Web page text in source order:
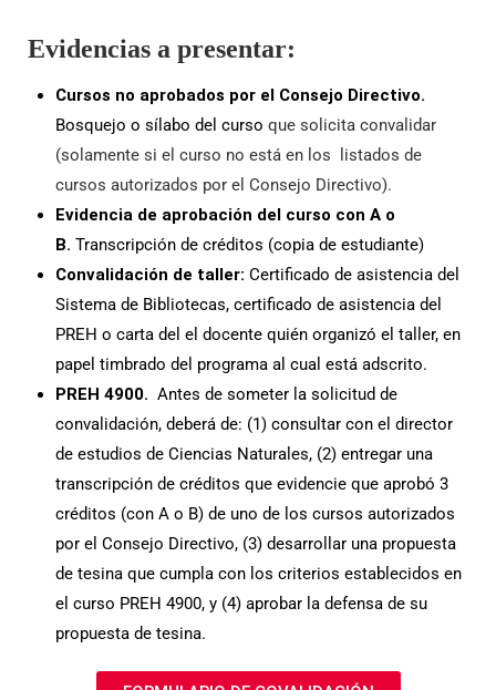
Evidencias a presentar:
Cursos no aprobados por el Consejo Directivo.
Bosquejo o sílabo del curso que solicita convalidar
(solamente si el curso no está en los listados de
cursos autorizados por el Consejo Directivo).
Evidencia de aprobación del curso con A o
B. Transcripción de créditos (copia de estudiante)
Convalidación de taller: Certificado de asistencia del
Sistema de Bibliotecas, certificado de asistencia del
PREH o carta del el docente quién organizó el taller, en
papel timbrado del programa al cual está adscrito.
PREH 4900. Antes de someter la solicitud de
convalidación, deberá de: (1) consultar con el director
de estudios de Ciencias Naturales, (2) entregar una
transcripción de créditos que evidencie que aprobó 3
créditos (con A o B) de uno de los cursos autorizados
por el Consejo Directivo, (3) desarrollar una propuesta
de tesina que cumpla con los criterios establecidos en
el curso PREH 4900, y (4) aprobar la defensa de su
propuesta de tesina.